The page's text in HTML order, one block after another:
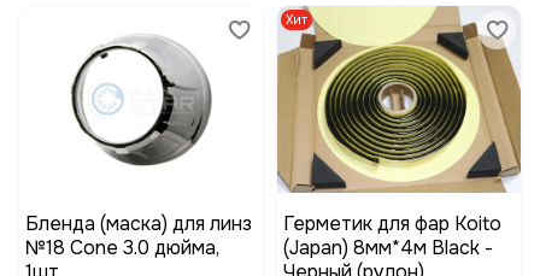
Бленда (маска) для линз
№18 Cone 3.0 дюйма,
Хит
Герметик для фар Koito
(Japan) 8мм*4м Black -